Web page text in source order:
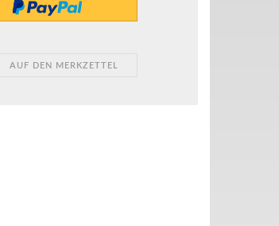
AUF DEN MERKZETTEL